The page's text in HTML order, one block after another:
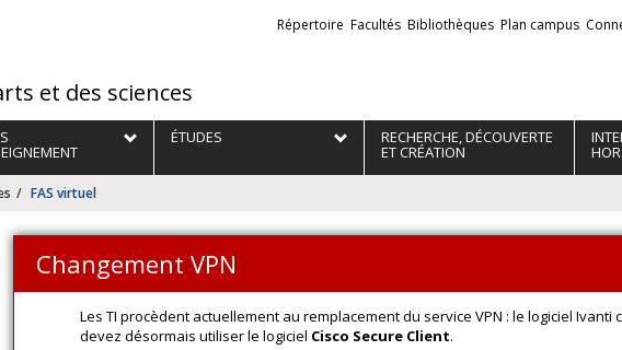
et des sciences
Liens
externes
Répertoire Facultés Bibliothèques Plan campus
ÉTUDES RECHERCHE, DÉCOUVERTE
ET CRÉATION
FAS virtuel
Changement VPN
Les TI procèdent actuellement au remplacement du service VPN : le logiciel
devez désormais utiliser le logiciel Cisco Secure Client.